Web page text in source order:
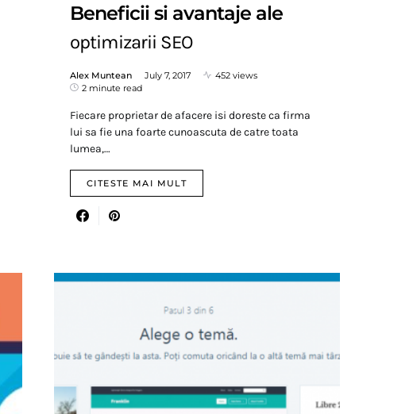
Beneficii si avantaje ale
optimizarii SEO
Alex Muntean July 7, 2017
452 views
2 minute read
Fiecare proprietar de afacere isi doreste ca firma
lui sa fie una foarte cunoascuta de catre toata
lumea,…
CITESTE MAI MULT